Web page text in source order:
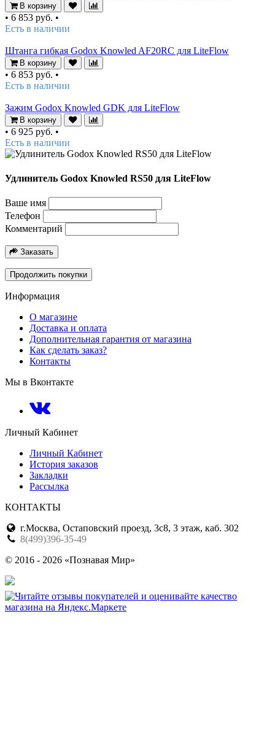
В корзину
• 6 853 руб. •
Есть в наличии
Штанга гибкая Godox Knowled AF20RC для LiteFlow
В корзину
• 6 853 руб. •
Есть в наличии
Зажим Godox Knowled GDK для LiteFlow
В корзину
• 6 925 руб. •
Есть в наличии
Удлинитель Godox Knowled RS50 для LiteFlow
Ваше имя
Телефон
Комментарий
Заказать
Продолжить покупки
Информация
О магазине
Доставка и оплата
Дополнительная гарантия от магазина
Как сделать заказ?
Контакты
Мы в Вконтакте
Личный Кабинет
Личный Кабинет
История заказов
Закладки
Рассылка
КОНТАКТЫ
г.Москва, Остаповский проезд, 3с8, 3 этаж, каб. 302
8(499)396-35-49
© 2016 - 2026 «Познавая Мир»